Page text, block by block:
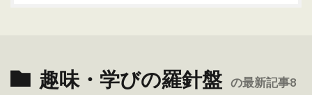
趣味・学びの羅針盤 の最新記事8